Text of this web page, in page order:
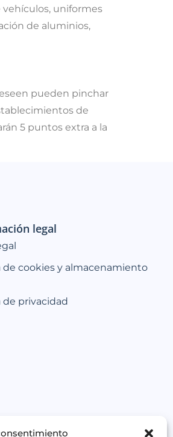
vehículos, uniformes
de aluminios,
pueden pinchar
de
5 puntos extra a la
legal
de cookies y almacenamiento
de privacidad